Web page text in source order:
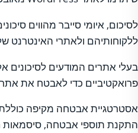
לסיכום, איומי סייבר מהווים
ללקוחותיהם ולאתרי האינטרנט
בעלי אתרים המודעים לסיכונים
פרואקטיביים כדי לאבטח את
אסטרטגיית אבטחה מקיפה
התקנת תוספי אבטחה,